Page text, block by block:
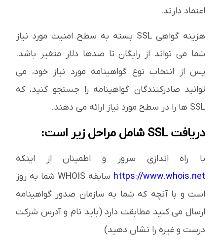
اعتماد دارند.
هزینه گواهی SSL بسته به سطح امنیت مورد نیاز
شما می تواند از رایگان تا صدها دلار متغیر باشد.
پس از انتخاب نوع گواهینامه مورد نیاز خود، می
توانید صادرکنندگان گواهینامه را جستجو کنید، که
SSL ها را در سطح مورد نیاز ارائه می دهند.
دریافت SSL شامل مراحل زیر است:
با راه اندازی سرور و اطمینان از اینکه
https://www.whois.net
سابقه WHOIS شما به روز
است و با آنچه که شما به سازمان صدور گواهینامه
ارسال می کنید مطابقت دارد (باید نام و آدرس شرکت
درست و غیره را نشان دهید)